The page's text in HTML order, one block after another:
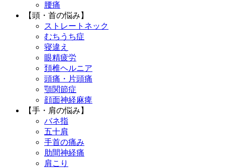
腰痛
【頭・首の悩み】
ストレートネック
むちうち症
寝違え
眼精疲労
頚椎ヘルニア
頭痛・片頭痛
顎関節症
顔面神経麻痺
【手・肩の悩み】
バネ指
五十肩
手首の痛み
肋間神経痛
肩こり